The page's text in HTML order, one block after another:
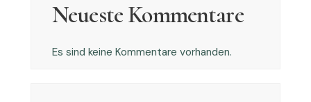
Neueste Kommentare
Es sind keine Kommentare vorhanden.